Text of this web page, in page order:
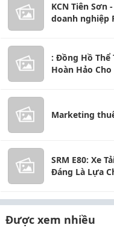
KCN Tiên
doanh nghiệp
: Đồng Hồ Thể
Hoàn Hảo
Marketing
SRM E80: Xe
Đáng Là Lựa
Được xem nhiều